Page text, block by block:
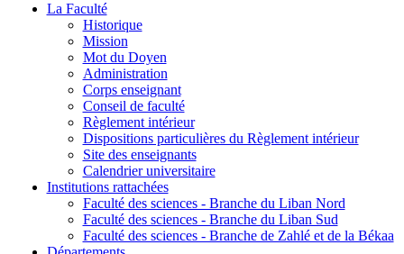
La Faculté
Historique
Mission
Mot du Doyen
Administration
Corps enseignant
Conseil de faculté
Règlement intérieur
Dispositions particulières du Règlement intérieur
Site des enseignants
Calendrier universitaire
Institutions rattachées
Faculté des sciences - Branche du Liban Nord
Faculté des sciences - Branche du Liban Sud
Faculté des sciences - Branche de Zahlé et de la Békaa